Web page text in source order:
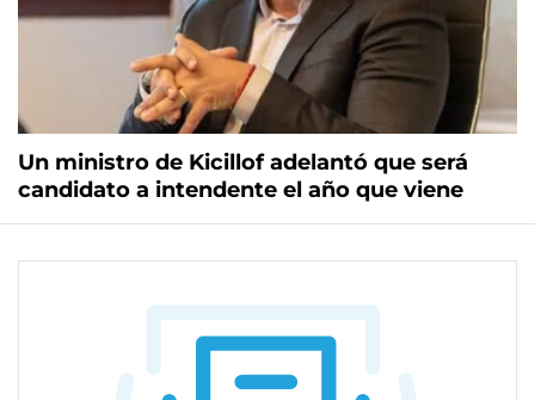
Un ministro de Kicillof adelantó que será
candidato a intendente el año que viene